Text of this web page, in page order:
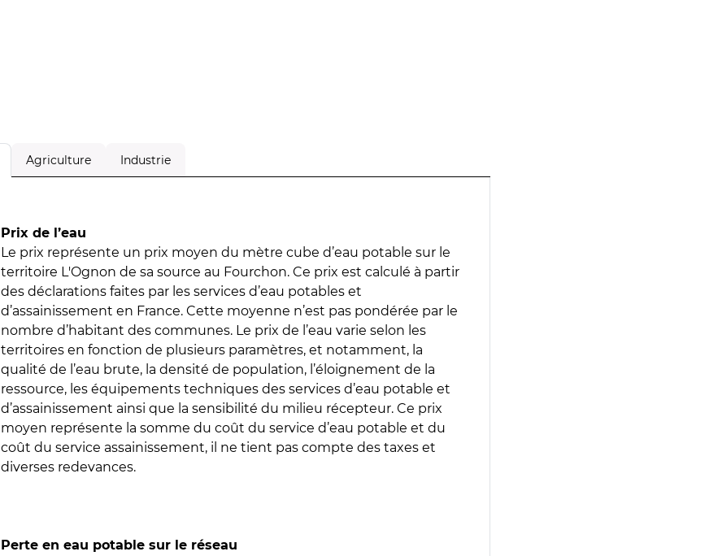
Agriculture Industrie
Prix de l’eau
Le prix représente un prix moyen du mètre cube d’eau potable sur le
territoire L'Ognon de sa source au Fourchon. Ce prix est calculé à partir
des déclarations faites par les services d’eau potables et
d’assainissement en France. Cette moyenne n’est pas pondérée par le
nombre d’habitant des communes. Le prix de l’eau varie selon les
territoires en fonction de plusieurs paramètres, et notamment, la
qualité de l’eau brute, la densité de population, l’éloignement de la
ressource, les équipements techniques des services d’eau potable et
d’assainissement ainsi que la sensibilité du milieu récepteur. Ce prix
moyen représente la somme du coût du service d’eau potable et du
coût du service assainissement, il ne tient pas compte des taxes et
diverses redevances.
Perte en eau potable sur le réseau